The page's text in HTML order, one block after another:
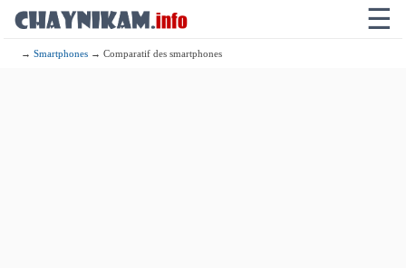
☰
→Smartphones → Comparatif des smartphones